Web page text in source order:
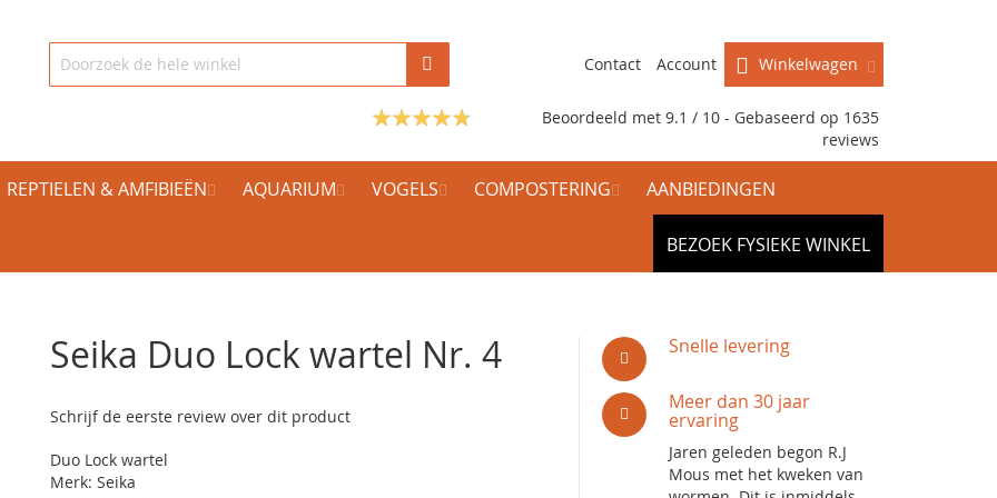
Winkelwagen
Contact Account
Beoordeeld met 9.1 / 10 - Gebaseerd op 1635
reviews
REPTIELEN & AMFIBIEËN AQUARIUM VOGELS COMPOSTERING AANBIEDINGEN
BEZOEK FYSIEKE WINKEL
Seika Duo Lock wartel Nr. 4
Schrijf de eerste review over dit product
Duo Lock wartel
Merk: Seika
Snelle levering
Meer dan 30 jaar
ervaring
Jaren geleden begon R.J
Mous met het kweken van